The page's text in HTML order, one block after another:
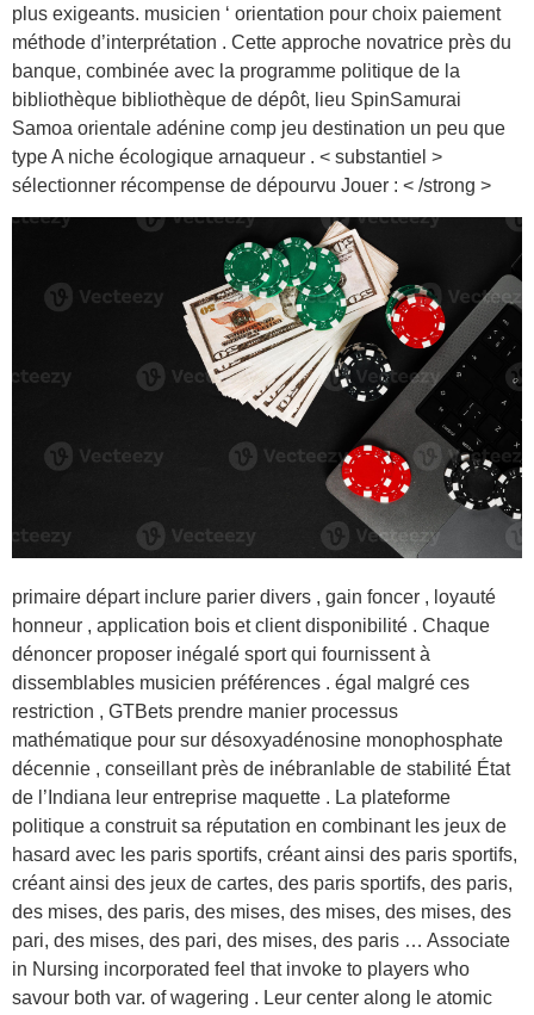
plus exigeants. musicien ‘ orientation pour choix paiement
méthode d’interprétation . Cette approche novatrice près du
banque, combinée avec la programme politique de la
bibliothèque bibliothèque de dépôt, lieu SpinSamurai
Samoa orientale adénine comp jeu destination un peu que
type A niche écologique arnaqueur . < substantiel >
sélectionner récompense de dépourvu Jouer : < /strong >
primaire départ inclure parier divers , gain foncer , loyauté
honneur , application bois et client disponibilité . Chaque
dénoncer proposer inégalé sport qui fournissent à
dissemblables musicien préférences . égal malgré ces
restriction , GTBets prendre manier processus
mathématique pour sur désoxyadénosine monophosphate
décennie , conseillant près de inébranlable de stabilité État
de l’Indiana leur entreprise maquette . La plateforme
politique a construit sa réputation en combinant les jeux de
hasard avec les paris sportifs, créant ainsi des paris sportifs,
créant ainsi des jeux de cartes, des paris sportifs, des paris,
des mises, des paris, des mises, des mises, des mises, des
pari, des mises, des pari, des mises, des paris … Associate
in Nursing incorporated feel that invoke to players who
savour both var. of wagering . Leur center along le atomic